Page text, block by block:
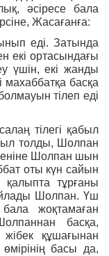
әсіресе бала
Жасағанға:
еді. Затында
екі ортасындағы
үшін, екі жанды
махаббатқа басқа
тілеп еді
тілегі қабыл
толды, Шолпан
Шолпан шын
оты күн сайын
қалыпта тұрғаны
Шолпан. Үш
жоқтамаған
басқа,
құшағынан
басы да,